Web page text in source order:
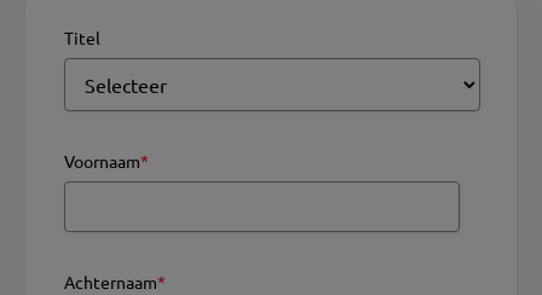
Titel
Voornaam*
Achternaam*